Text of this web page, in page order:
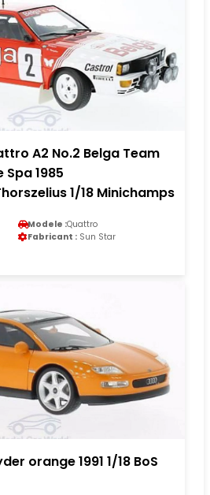
A2 No.2 Belga Team
Spa 1985
1/18 Minichamps
Modele :Quattro
Fabricant : Sun Star
orange 1991 1/18 BoS